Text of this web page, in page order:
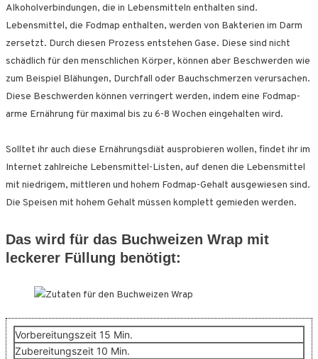
Alkoholverbindungen, die in Lebensmitteln enthalten sind.
Lebensmittel, die Fodmap enthalten, werden von Bakterien im Darm
zersetzt. Durch diesen Prozess entstehen Gase. Diese sind nicht
schädlich für den menschlichen Körper, können aber Beschwerden wie
zum Beispiel Blähungen, Durchfall oder Bauchschmerzen verursachen.
Diese Beschwerden können verringert werden, indem eine Fodmap-
arme Ernährung für maximal bis zu 6-8 Wochen eingehalten wird.
Solltet ihr auch diese Ernährungsdiät ausprobieren wollen, findet ihr im
Internet zahlreiche Lebensmittel-Listen, auf denen die Lebensmittel
mit niedrigem, mittleren und hohem Fodmap-Gehalt ausgewiesen sind.
Die Speisen mit hohem Gehalt müssen komplett gemieden werden.
Das wird für das Buchweizen Wrap mit
leckerer Füllung benötigt:
Vorbereitungszeit 15 Minuten
Min.
Zubereitungszeit 10 Minuten
Min.